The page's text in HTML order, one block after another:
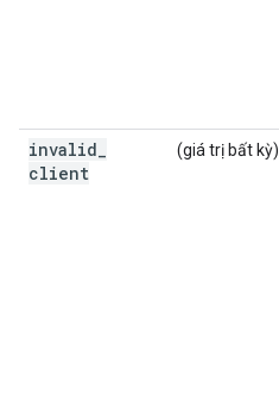
invalid
client
(giá trị bất kỳ)